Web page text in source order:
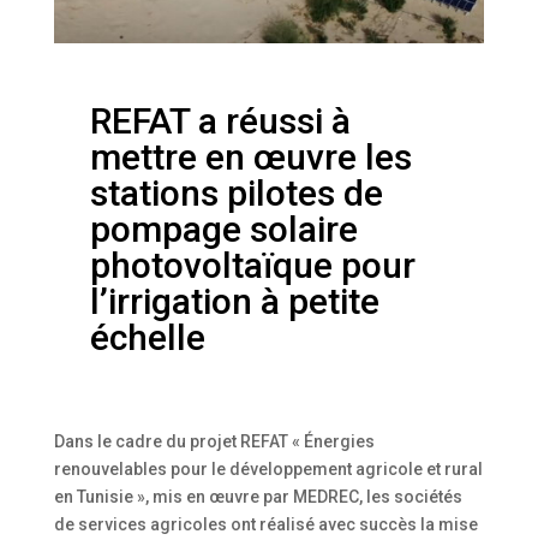
REFAT a réussi à
mettre en œuvre les
stations pilotes de
pompage solaire
photovoltaïque pour
l’irrigation à petite
échelle
Dans le cadre du projet REFAT « Énergies
renouvelables pour le développement agricole et rural
en Tunisie », mis en œuvre par MEDREC, les sociétés
de services agricoles ont réalisé avec succès la mise